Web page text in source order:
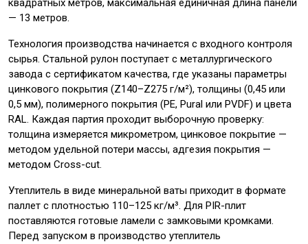
квадратных метров, максимальная единичная длина панели
— 13 метров.
Технология производства начинается с входного контроля
сырья. Стальной рулон поступает с металлургического
завода с сертификатом качества, где указаны параметры
цинкового покрытия (Z140–Z275 г/м²), толщины (0,45 или
0,5 мм), полимерного покрытия (PE, Pural или PVDF) и цвета
RAL. Каждая партия проходит выборочную проверку:
толщина измеряется микрометром, цинковое покрытие —
методом удельной потери массы, адгезия покрытия —
методом Cross-cut.
Утеплитель в виде минеральной ваты приходит в формате
паллет с плотностью 110–125 кг/м³. Для PIR-плит
поставляются готовые ламели с замковыми кромками.
Перед запуском в производство утеплитель